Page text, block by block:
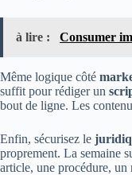
à lire : Consumer
Même logique côté
suffit pour rédiger un
bout de ligne. Les
Enfin, sécurisez le
proprement. La semaine
article, une procédure, un